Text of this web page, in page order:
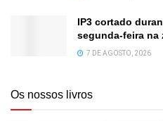
IP3 cortado
segunda-feira na
7 DE AGOSTO, 2026
Os nossos livros